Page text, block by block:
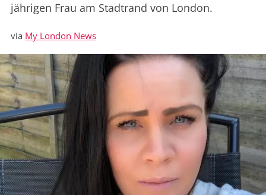
jährigen Frau am Stadtrand von London.
via My London News